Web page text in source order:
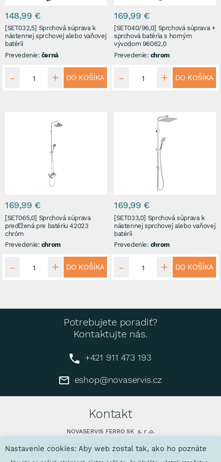
148,99 €
[SET032,5] Sprchová súprava k
nástennej sprchovej alebo vaňovej
batérii
Prevedenie: černá
DO KOŠÍKA
169,99 €
[SET040/96,0] Sprchová súprava +
sprchová batéria s horným
vývodom 96062,0
Prevedenie: chrom
DO KOŠÍKA
169,99 €
[SET065,0] Sprchová súprava
predľžená pre batériu 42023
chróm
Prevedenie: chrom
DO KOŠÍKA
169,99 €
[SET033,0] Sprchová súprava k
nástennej sprchovej alebo vaňovej
batérii
Prevedenie: chrom
DO KOŠÍKA
Potrebujete poradiť?
Kontaktujte nás.
+421 911 473 193
eshop@novaservis.cz
Kontakt
NOVASERVIS FERRO SK s. r .o.
Továrenská 3110/20J
IČO: 47130253
IČ DPH: SK2023771640
Nastavenie cookies: Aby web zostal tak, ako ho poznáte